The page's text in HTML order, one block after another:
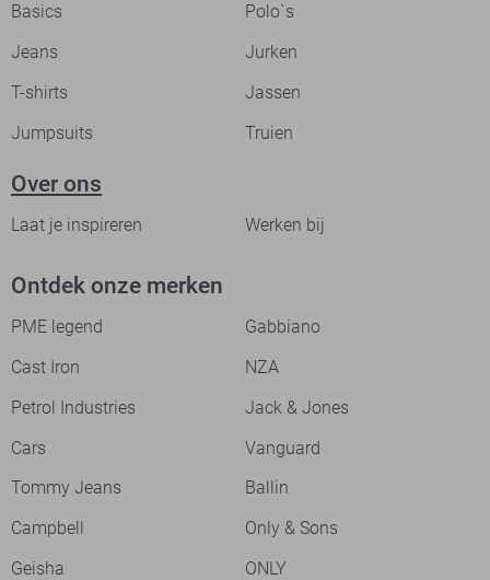
Basics
Polo`s
Jeans
Jurken
T-shirts
Jassen
Jumpsuits
Truien
Over ons
Laat je inspireren Werken bij
Ontdek onze merken
PME legend
Gabbiano
Cast Iron
NZA
Petrol Industries
Jack & Jones
Cars
Vanguard
Tommy Jeans
Ballin
Campbell
Only & Sons
Geisha
ONLY